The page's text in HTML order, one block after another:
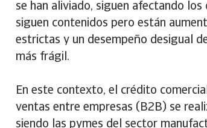
se han aliviado, siguen afectando
siguen contenidos pero están
estrictas y un desempeño desigual
más frágil.
En este contexto, el crédito
ventas entre empresas (B2B) se
siendo las pymes del sector